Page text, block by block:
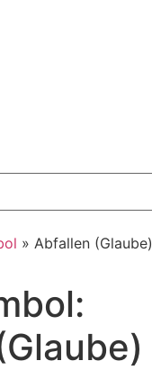
» Abfallen (Glaube)